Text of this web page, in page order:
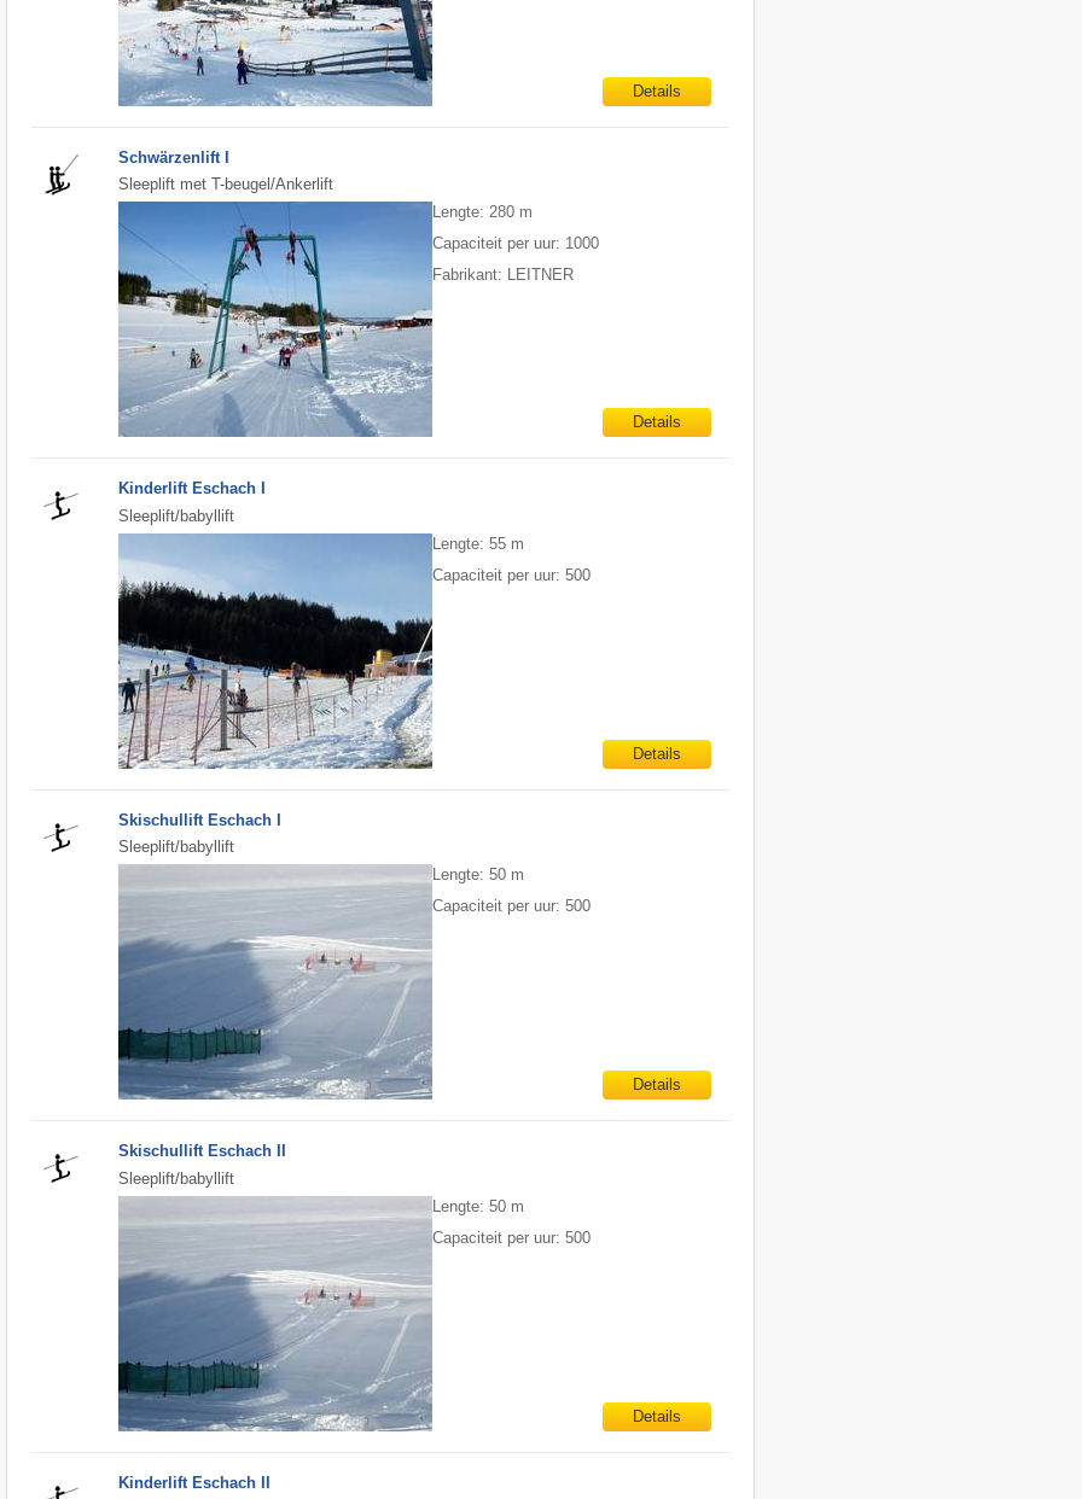
Details
Schwärzenlift I
Sleeplift met T-beugel/Ankerlift
Lengte: 280 m
Capaciteit per uur: 1000
Fabrikant: LEITNER
Details
Kinderlift Eschach I
Sleeplift/babyllift
Lengte: 55 m
Capaciteit per uur: 500
Details
Skischullift Eschach I
Sleeplift/babyllift
Lengte: 50 m
Capaciteit per uur: 500
Details
Skischullift Eschach II
Sleeplift/babyllift
Lengte: 50 m
Capaciteit per uur: 500
Details
Kinderlift Eschach II